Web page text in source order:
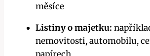
měsíce
Listiny o majetku:
nemovitosti, automobilu,